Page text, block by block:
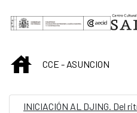
Saltar al contenido principal
INICIOCCE - ASUNCION